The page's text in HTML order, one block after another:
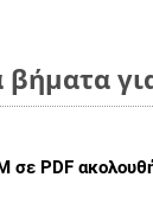
σε PDF